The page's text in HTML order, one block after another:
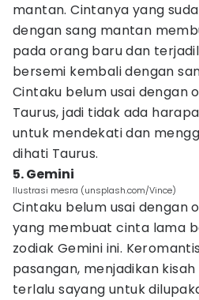
mantan. Cintanya yang
dengan sang mantan
pada orang baru dan
bersemi kembali dengan
Cintaku belum usai dengan
Taurus, jadi tidak ada
untuk mendekati dan
dihati Taurus.
5. Gemini
Ilustrasi mesra (unsplash.com/Vince)
Cintaku belum usai dengan
yang membuat cinta lama
zodiak Gemini ini.
pasangan, menjadikan
terlalu sayang untuk